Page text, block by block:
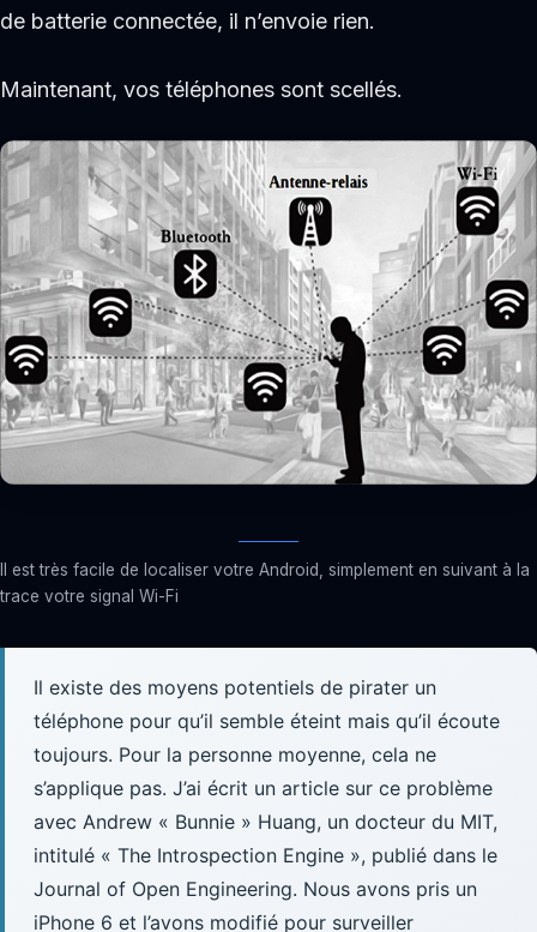
de batterie connectée, il n’envoie rien.
Maintenant, vos téléphones sont scellés.
Il est très facile de localiser votre Android, simplement en suivant à la
trace votre signal Wi-Fi
Il existe des moyens potentiels de pirater un
téléphone pour qu’il semble éteint mais qu’il écoute
toujours. Pour la personne moyenne, cela ne
s’applique pas. J’ai écrit un article sur ce problème
avec Andrew « Bunnie » Huang, un docteur du MIT,
intitulé « The Introspection Engine », publié dans le
Journal of Open Engineering. Nous avons pris un
iPhone 6 et l’avons modifié pour surveiller